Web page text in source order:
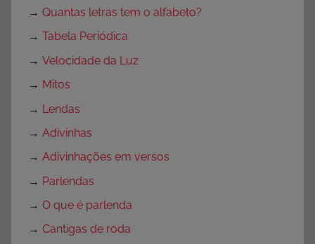
→ Quantas letras tem o alfabeto?
→ Tabela Periódica
→ Velocidade da Luz
→ Mitos
→ Lendas
→ Adivinhas
→ Adivinhações em versos
→ Parlendas
→ O que é parlenda
→ Cantigas de roda